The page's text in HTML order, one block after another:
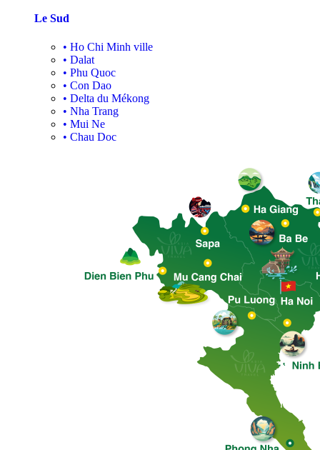
Le Sud
• Ho Chi Minh ville
• Dalat
• Phu Quoc
• Con Dao
• Delta du Mékong
• Nha Trang
• Mui Ne
• Chau Doc